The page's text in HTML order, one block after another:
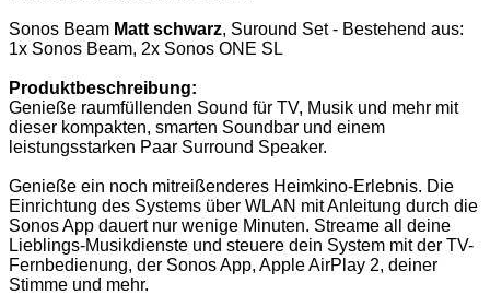
Sonos Beam Matt schwarz, Suround Set - Bestehend aus:
1x Sonos Beam, 2x Sonos ONE SL
Produktbeschreibung:
Genieße raumfüllenden Sound für TV, Musik und mehr mit
dieser kompakten, smarten Soundbar und einem
leistungsstarken Paar Surround Speaker.
Genieße ein noch mitreißenderes Heimkino-Erlebnis. Die
Einrichtung des Systems über WLAN mit Anleitung durch die
Sonos App dauert nur wenige Minuten. Streame all deine
Lieblings-Musikdienste und steuere dein System mit der TV-
Fernbedienung, der Sonos App, Apple AirPlay 2, deiner
Stimme und mehr.